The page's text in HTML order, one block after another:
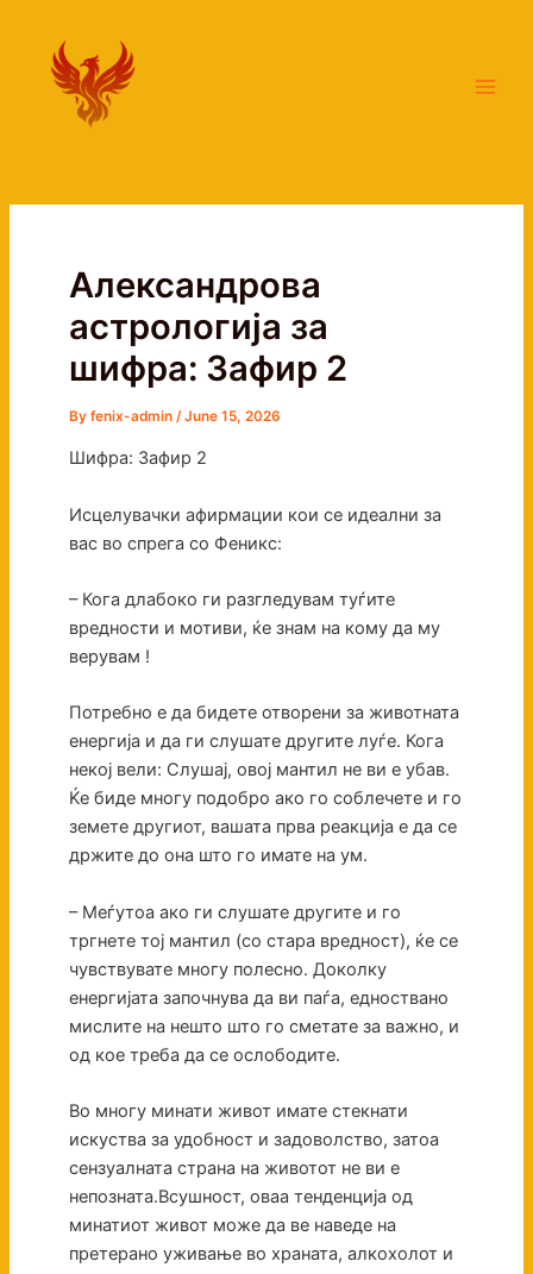
content
Александрова
астрологија за
шифра: Зафир 2
By fenix-admin /June 15, 2026
Шифра: Зафир 2
Исцелувачки афирмации кои се идеални за
вас во спрега со Феникс:
– Кога длабоко ги разгледувам туѓите
вредности и мотиви, ќе знам на кому да му
верувам !
Потребно е да бидете отворени за животната
енергија и да ги слушате другите луѓе. Кога
некој вели: Слушај, овој мантил не ви е убав.
Ќе биде многу подобро ако го соблечете и го
земете другиот, вашата прва реакција е да се
држите до она што го имате на ум.
– Меѓутоа ако ги слушате другите и го
тргнете тој мантил (со стара вредност), ќе се
чувствувате многу полесно. Доколку
енергијата започнува да ви паѓа, едноствано
мислите на нешто што го сметате за важно, и
од кое треба да се ослободите.
Во многу минати живот имате стекнати
искуства за удобност и задоволство, затоа
сензуалната страна на животот не ви е
непозната.Всушност, оваа тенденција од
минатиот живот може да ве наведе на
претерано уживање во храната, алкохолот и